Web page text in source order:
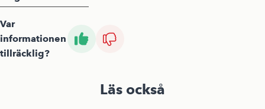
Var
informationen
tillräcklig?
Läs också